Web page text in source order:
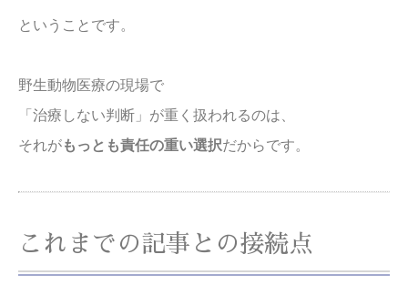
ということです。
野生動物医療の現場で
「治療しない判断」が重く扱われるのは、
それがもっとも責任の重い選択だからです。
これまでの記事との接続点